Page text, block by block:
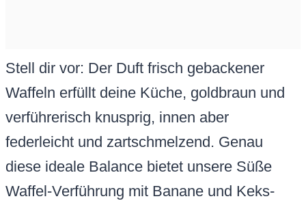
Stell dir vor: Der Duft frisch gebackener
Waffeln erfüllt deine Küche, goldbraun und
verführerisch knusprig, innen aber
federleicht und zartschmelzend. Genau
diese ideale Balance bietet unsere Süße
Waffel-Verführung mit Banane und Keks-